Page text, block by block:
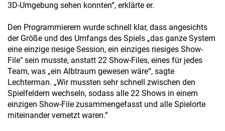
3D-Umgebung sehen konnten“, erklärte er.
Den Programmierern wurde schnell klar, dass angesichts
der Größe und des Umfangs des Spiels „das ganze System
eine einzige riesige Session, ein einziges riesiges Show-
File" sein musste, anstatt 22 Show-Files, eines für jedes
Team, was „ein Albtraum gewesen wäre“, sagte
Lechterman. „Wir mussten sehr schnell zwischen den
Spielfeldern wechseln, sodass alle 22 Shows in einem
einzigen Show-File zusammengefasst und alle Spielorte
miteinander vernetzt waren.“